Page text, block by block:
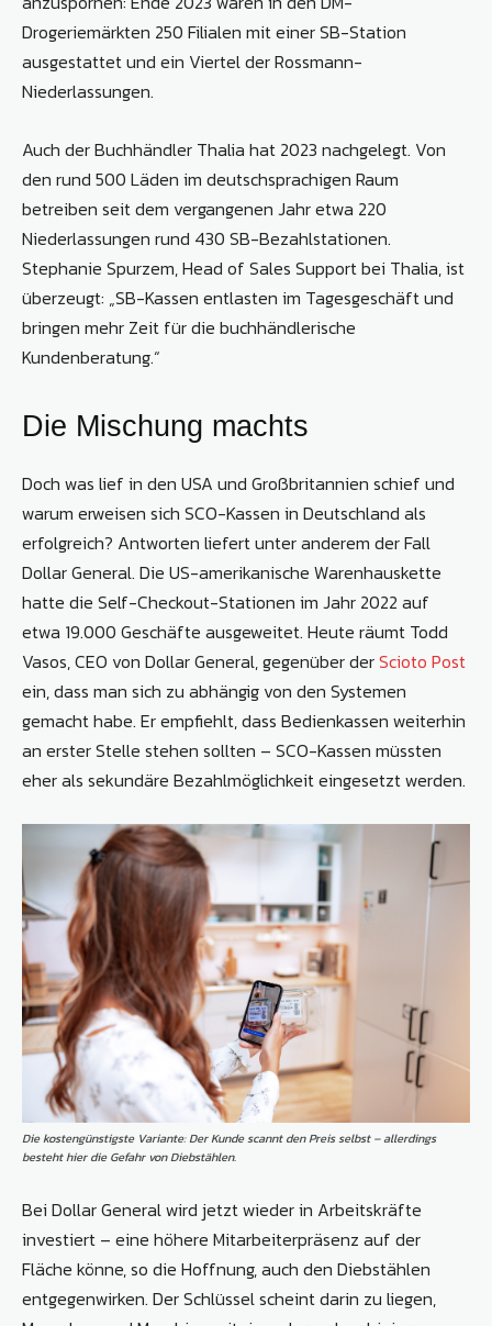
Drogeriemärkten 250 Filialen mit einer SB-Station
ausgestattet und ein Viertel der Rossmann-
Niederlassungen.
Auch der Buchhändler Thalia hat 2023 nachgelegt. Von
den rund 500 Läden im deutschsprachigen Raum
betreiben seit dem vergangenen Jahr etwa 220
Niederlassungen rund 430 SB-Bezahlstationen.
Stephanie Spurzem, Head of Sales Support bei Thalia, ist
überzeugt: „SB-Kassen entlasten im Tagesgeschäft und
bringen mehr Zeit für die buchhändlerische
Kundenberatung.“
Die Mischung machts
Doch was lief in den USA und Großbritannien schief und
warum erweisen sich SCO-Kassen in Deutschland als
erfolgreich? Antworten liefert unter anderem der Fall
Dollar General. Die US-amerikanische Warenhauskette
hatte die Self-Checkout-Stationen im Jahr 2022 auf
etwa 19.000 Geschäfte ausgeweitet. Heute räumt Todd
Vasos, CEO von Dollar General, gegenüber derScioto Post
ein, dass man sich zu abhängig von den Systemen
gemacht habe. Er empfiehlt, dass Bedienkassen weiterhin
an erster Stelle stehen sollten – SCO-Kassen müssten
eher als sekundäre Bezahlmöglichkeit eingesetzt werden.
Die kostengünstigste Variante: Der Kunde scannt den Preis selbst – allerdings
besteht hier die Gefahr von Diebstählen.
Bei Dollar General wird jetzt wieder in Arbeitskräfte
investiert – eine höhere Mitarbeiterpräsenz auf der
Fläche könne, so die Hoffnung, auch den Diebstählen
entgegenwirken. Der Schlüssel scheint darin zu liegen,